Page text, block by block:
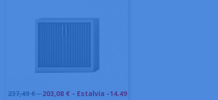
Preu
237,49 € -203,08 € - Estalvia -14.49